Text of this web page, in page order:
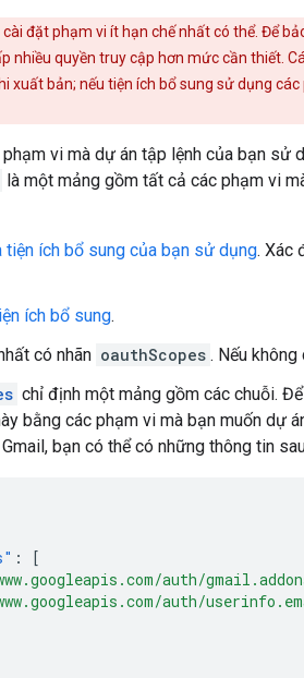
cài đặt phạm vi ít hạn chế nhất có thể. Để
nhiều quyền truy cập hơn mức cần thiết.
xuất bản; nếu tiện ích bổ sung sử dụng
phạm vi mà dự án tập lệnh của bạn sử
là một mảng gồm tất cả các phạm vi
tiện ích bổ sung của bạn sử dụng. Xác
ích bổ sung.
có nhãn oauthScopes . Nếu không
chỉ định một mảng gồm các chuỗi.
bằng các phạm vi mà bạn muốn
bạn có thể có những thông tin
:
[
auth/
auth/